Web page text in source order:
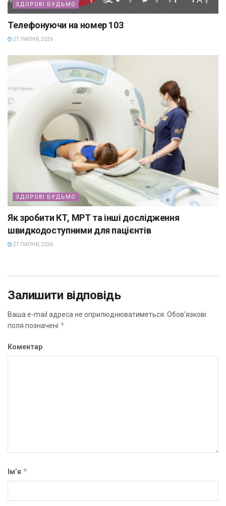
ЗДОРОВІ БУДЬМО
Телефонуючи на номер 103
27 ЛИПНЯ, 2026
ЗДОРОВІ БУДЬМО
Як зробити КТ, МРТ та інші дослідження
швидкодоступними для пацієнтів
27 ЛИПНЯ, 2026
Залишити відповідь
Ваша e-mail адреса не оприлюднюватиметься. Обов’язкові
поля позначені *
Коментар
Ім’я *